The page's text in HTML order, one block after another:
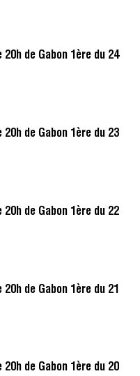
de Gabon 1ère du 24
de Gabon 1ère du 23
de Gabon 1ère du 22
de Gabon 1ère du 21
de Gabon 1ère du 20